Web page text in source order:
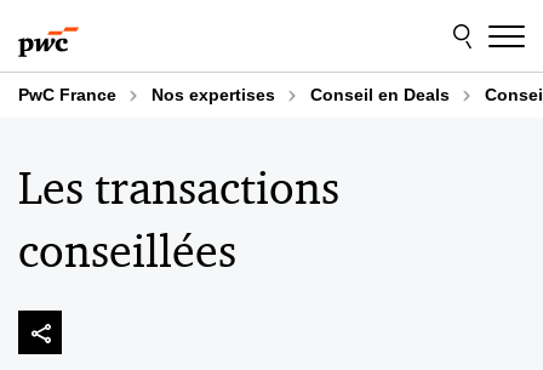
au
contenu
au
pied
dePwC France Nos expertises Conseil en Deals
Les transactions
conseillées